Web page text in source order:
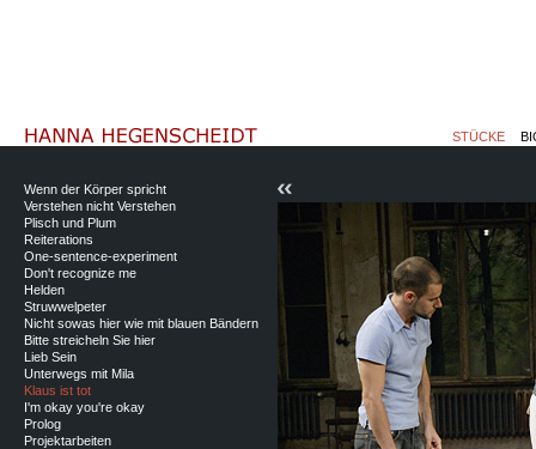
STÜCKE
Wenn der Körper spricht
Verstehen nicht Verstehen
Plisch und Plum
Reiterations
One-sentence-experiment
Don't recognize me
Helden
Struwwelpeter
Nicht sowas hier wie mit blauen Bändern
Bitte streicheln Sie hier
Lieb Sein
Unterwegs mit Mila
Klaus ist tot
I'm okay you're okay
Prolog
Projektarbeiten